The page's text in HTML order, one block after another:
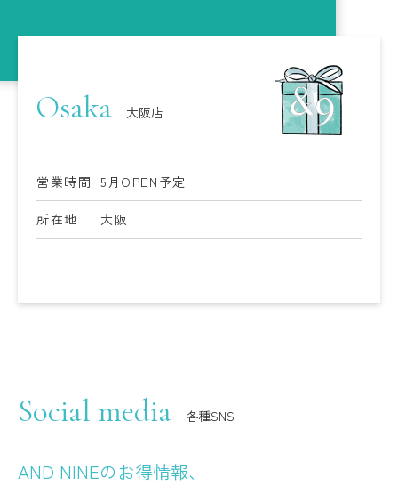
Osaka 大阪店
営業時間 5月OPEN予定
所在地 大阪
Social media 各種SNS
AND NINEのお得情報、